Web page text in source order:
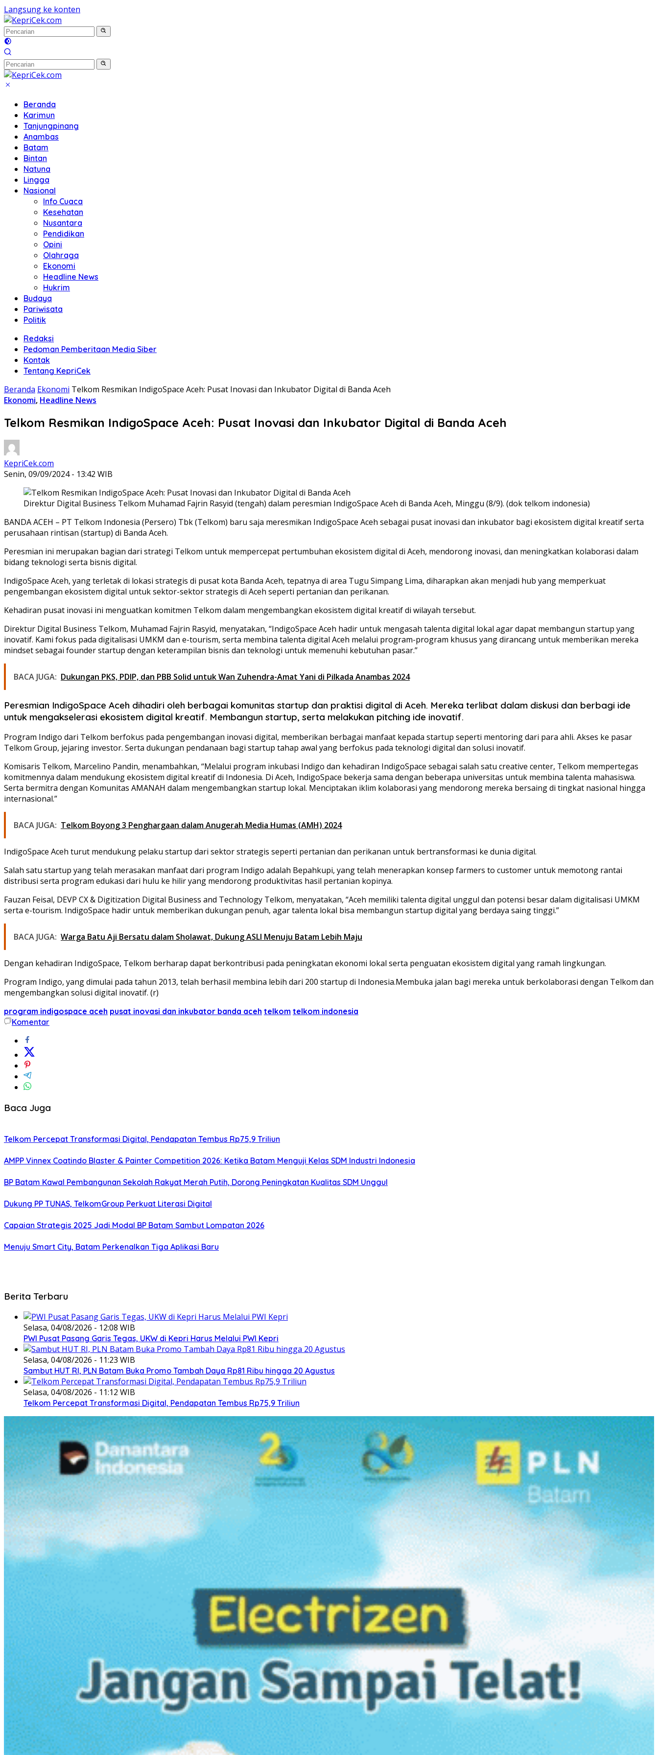
Langsung ke konten
Beranda
Karimun
Tanjungpinang
Anambas
Batam
Bintan
Natuna
Lingga
Nasional
Info Cuaca
Kesehatan
Nusantara
Pendidikan
Opini
Olahraga
Ekonomi
Headline News
Hukrim
Budaya
Pariwisata
Politik
Redaksi
Pedoman Pemberitaan Media Siber
Kontak
Tentang KepriCek
Beranda Ekonomi Telkom Resmikan IndigoSpace Aceh: Pusat Inovasi dan Inkubator Digital di Banda Aceh
Ekonomi, Headline News
Telkom Resmikan IndigoSpace Aceh: Pusat Inovasi dan Inkubator Digital di Banda Aceh
KepriCek.com
Senin, 09/09/2024 - 13:42 WIB
Direktur Digital Business Telkom Muhamad Fajrin Rasyid (tengah) dalam peresmian IndigoSpace Aceh di Banda Aceh, Minggu (8/9). (dok telkom indonesia)
BANDA ACEH – PT Telkom Indonesia (Persero) Tbk (Telkom) baru saja meresmikan IndigoSpace Aceh sebagai pusat inovasi dan inkubator bagi ekosistem digital kreatif serta
perusahaan rintisan (startup) di Banda Aceh.
Peresmian ini merupakan bagian dari strategi Telkom untuk mempercepat pertumbuhan ekosistem digital di Aceh, mendorong inovasi, dan meningkatkan kolaborasi dalam
bidang teknologi serta bisnis digital.
IndigoSpace Aceh, yang terletak di lokasi strategis di pusat kota Banda Aceh, tepatnya di area Tugu Simpang Lima, diharapkan akan menjadi hub yang memperkuat
pengembangan ekosistem digital untuk sektor-sektor strategis di Aceh seperti pertanian dan perikanan.
Kehadiran pusat inovasi ini menguatkan komitmen Telkom dalam mengembangkan ekosistem digital kreatif di wilayah tersebut.
Direktur Digital Business Telkom, Muhamad Fajrin Rasyid, menyatakan, “IndigoSpace Aceh hadir untuk mengasah talenta digital lokal agar dapat membangun startup yang
inovatif. Kami fokus pada digitalisasi UMKM dan e-tourism, serta membina talenta digital Aceh melalui program-program khusus yang dirancang untuk memberikan mereka
mindset sebagai founder startup dengan keterampilan bisnis dan teknologi untuk memenuhi kebutuhan pasar.”
BACA JUGA: Dukungan PKS, PDIP, dan PBB Solid untuk Wan Zuhendra-Amat Yani di Pilkada Anambas 2024
Peresmian IndigoSpace Aceh dihadiri oleh berbagai komunitas startup dan praktisi digital di Aceh. Mereka terlibat dalam diskusi dan berbagi ide
untuk mengakselerasi ekosistem digital kreatif. Membangun startup, serta melakukan pitching ide inovatif.
Program Indigo dari Telkom berfokus pada pengembangan inovasi digital, memberikan berbagai manfaat kepada startup seperti mentoring dari para ahli. Akses ke pasar
Telkom Group, jejaring investor. Serta dukungan pendanaan bagi startup tahap awal yang berfokus pada teknologi digital dan solusi inovatif.
Komisaris Telkom, Marcelino Pandin, menambahkan, “Melalui program inkubasi Indigo dan kehadiran IndigoSpace sebagai salah satu creative center, Telkom mempertegas
komitmennya dalam mendukung ekosistem digital kreatif di Indonesia. Di Aceh, IndigoSpace bekerja sama dengan beberapa universitas untuk membina talenta mahasiswa.
Serta bermitra dengan Komunitas AMANAH dalam mengembangkan startup lokal. Menciptakan iklim kolaborasi yang mendorong mereka bersaing di tingkat nasional hingga
internasional.”
BACA JUGA: Telkom Boyong 3 Penghargaan dalam Anugerah Media Humas (AMH) 2024
IndigoSpace Aceh turut mendukung pelaku startup dari sektor strategis seperti pertanian dan perikanan untuk bertransformasi ke dunia digital.
Salah satu startup yang telah merasakan manfaat dari program Indigo adalah Bepahkupi, yang telah menerapkan konsep farmers to customer untuk memotong rantai
distribusi serta program edukasi dari hulu ke hilir yang mendorong produktivitas hasil pertanian kopinya.
Fauzan Feisal, DEVP CX & Digitization Digital Business and Technology Telkom, menyatakan, “Aceh memiliki talenta digital unggul dan potensi besar dalam digitalisasi UMKM
serta e-tourism. IndigoSpace hadir untuk memberikan dukungan penuh, agar talenta lokal bisa membangun startup digital yang berdaya saing tinggi.”
BACA JUGA: Warga Batu Aji Bersatu dalam Sholawat, Dukung ASLI Menuju Batam Lebih Maju
Dengan kehadiran IndigoSpace, Telkom berharap dapat berkontribusi pada peningkatan ekonomi lokal serta penguatan ekosistem digital yang ramah lingkungan.
Program Indigo, yang dimulai pada tahun 2013, telah berhasil membina lebih dari 200 startup di Indonesia.Membuka jalan bagi mereka untuk berkolaborasi dengan Telkom dan
mengembangkan solusi digital inovatif. (r)
program indigospace aceh pusat inovasi dan inkubator banda aceh telkom telkom indonesia
Komentar
Baca Juga
Telkom Percepat Transformasi Digital, Pendapatan Tembus Rp75,9 Triliun
AMPP Vinnex Coatindo Blaster & Painter Competition 2026: Ketika Batam Menguji Kelas SDM Industri Indonesia
BP Batam Kawal Pembangunan Sekolah Rakyat Merah Putih, Dorong Peningkatan Kualitas SDM Unggul
Dukung PP TUNAS, TelkomGroup Perkuat Literasi Digital
Capaian Strategis 2025 Jadi Modal BP Batam Sambut Lompatan 2026
Menuju Smart City, Batam Perkenalkan Tiga Aplikasi Baru
Berita Terbaru
Selasa, 04/08/2026 - 12:08 WIB
PWI Pusat Pasang Garis Tegas, UKW di Kepri Harus Melalui PWI Kepri
Selasa, 04/08/2026 - 11:23 WIB
Sambut HUT RI, PLN Batam Buka Promo Tambah Daya Rp81 Ribu hingga 20 Agustus
Selasa, 04/08/2026 - 11:12 WIB
Telkom Percepat Transformasi Digital, Pendapatan Tembus Rp75,9 Triliun